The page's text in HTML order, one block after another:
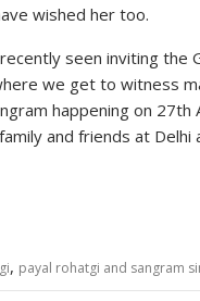
wished her too.
seen inviting
we get to witness
happening on
and friends at Delhi
, payal rohatgi and sangram